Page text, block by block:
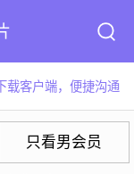
下载客户端，便捷沟通
只看男会员